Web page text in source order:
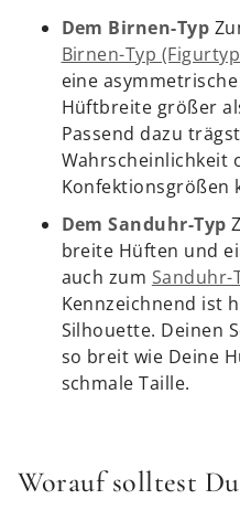
Dem Birnen-Typ
Birnen-Typ
eine
Hüftbreite größer
Passend dazu
Wahrscheinlichkeit
Konfektionsgrößen
Dem Sanduhr-Typ
breite Hüften und
auch zum Sanduhr-
Kennzeichnend ist
Silhouette. Deinen
so breit wie Deine
schmale Taille.
Worauf solltest